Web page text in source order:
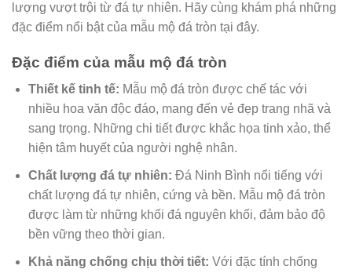
lượng vượt trội từ đá tự nhiên. Hãy cùng khám phá những
đặc điểm nổi bật của mẫu mộ đá tròn tại đây.
Đặc điểm của mẫu mộ đá tròn
Thiết kế tinh tế: Mẫu mộ đá tròn được chế tác với
nhiều hoa văn độc đáo, mang đến vẻ đẹp trang nhã và
sang trọng. Những chi tiết được khắc họa tinh xảo, thể
hiện tâm huyết của người nghệ nhân.
Chất lượng đá tự nhiên: Đá Ninh Bình nổi tiếng với
chất lượng đá tự nhiên, cứng và bền. Mẫu mộ đá tròn
được làm từ những khối đá nguyên khối, đảm bảo độ
bền vững theo thời gian.
Khả năng chống chịu thời tiết: Với đặc tính chống